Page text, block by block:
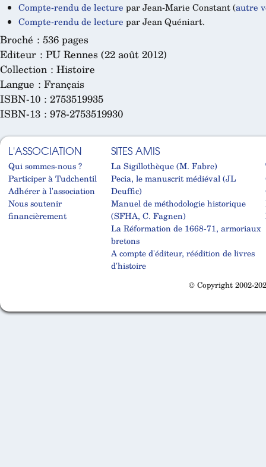
Compte-rendu de lecture par Jean-Marie Constant (autre
Compte-rendu de lecture par Jean Quéniart.
Broché : 536 pages
Editeur : PU Rennes (22 août 2012)
Collection : Histoire
Langue : Français
ISBN-10 : 2753519935
ISBN-13 : 978-2753519930
L'ASSOCIATION
Qui sommes-nous ?
Participer à Tudchentil
Adhérer à l'association
Nous soutenir
financièrement
SITES AMIS
La Sigillothèque (M. Fabre)
Pecia, le manuscrit médiéval (JL
Deuffic)
Manuel de méthodologie historique
(SFHA, C. Fagnen)
La Réformation de 1668-71, armoriaux
bretons
A compte d'éditeur, réédition de livres
d'histoire
© Copyright 2002-